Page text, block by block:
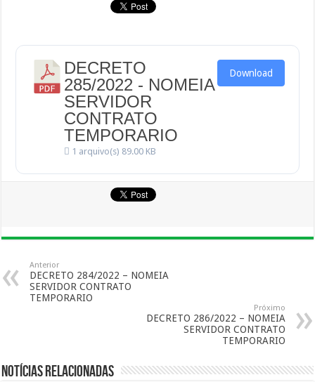
DECRETO
285/2022 - NOMEIA
SERVIDOR
CONTRATO
TEMPORARIO
1 arquivo(s) 89.00 KB
Download
Anterior
DECRETO 284/2022 – NOMEIA
SERVIDOR CONTRATO
TEMPORARIO
Próximo
DECRETO 286/2022 – NOMEIA
SERVIDOR CONTRATO
TEMPORARIO
Notícias Relacionadas